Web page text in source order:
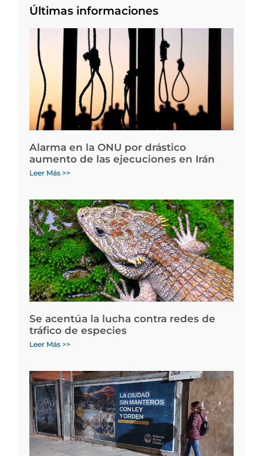
Últimas informaciones
Alarma en la ONU por drástico
aumento de las ejecuciones en Irán
Leer Más >>
Se acentúa la lucha contra redes de
tráfico de especies
Leer Más >>